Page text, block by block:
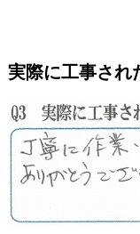
実際に工事され